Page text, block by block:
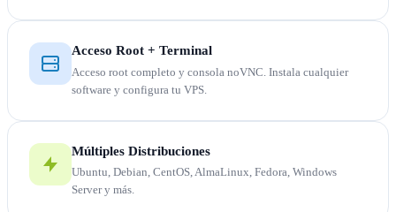
Acceso Root + Terminal
Acceso root completo y consola noVNC. Instala cualquier
software y configura tu VPS.
Múltiples Distribuciones
Ubuntu, Debian, CentOS, AlmaLinux, Fedora, Windows
Server y más.